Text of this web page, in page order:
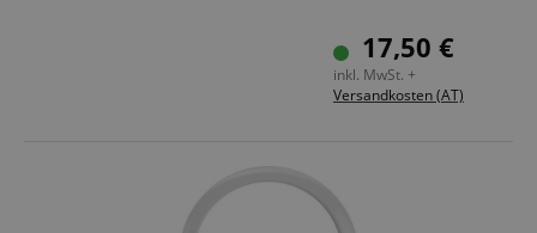
17,50 €
inkl. MwSt. +
Versandkosten (AT)